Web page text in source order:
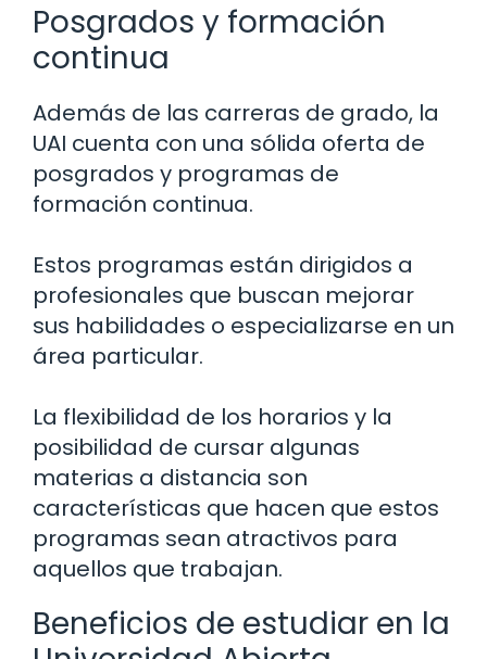
Posgrados y formación
continua
Además de las carreras de grado, la
UAI cuenta con una sólida oferta de
posgrados y programas de
formación continua.
Estos programas están dirigidos a
profesionales que buscan mejorar
sus habilidades o especializarse en un
área particular.
La flexibilidad de los horarios y la
posibilidad de cursar algunas
materias a distancia son
características que hacen que estos
programas sean atractivos para
aquellos que trabajan.
Beneficios de estudiar en la